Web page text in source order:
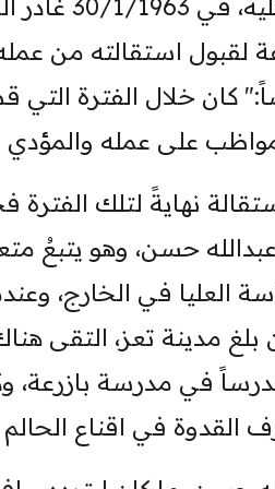
مأسوفٌ
لقبول استقالته من
كان خلال الفترة التي
على عمله والمؤدي
نهايةً لتلك
حسن، وهو يتبعُ
العليا في الخارج،
بلغ مدينة تعز، التقى
في مدرسة بازرعة،
القدوة في اقناع